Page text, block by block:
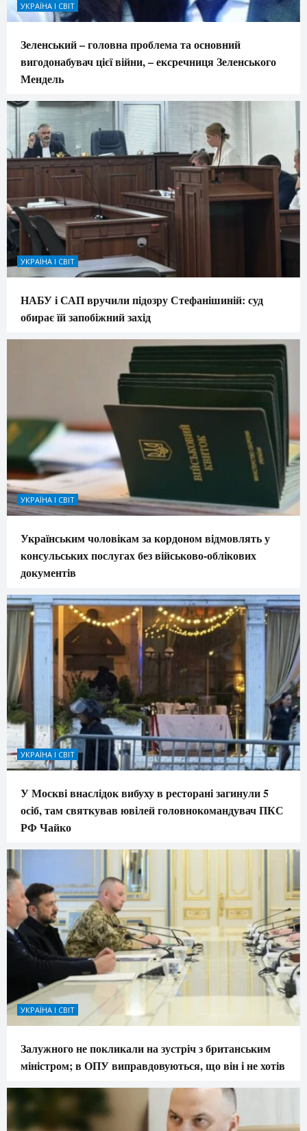
УКРАЇНА І СВІТ
Зеленський – головна проблема та основний
вигодонабувач цієї війни, – ексречниця Зеленського
Мендель
УКРАЇНА І СВІТ
НАБУ і САП вручили підозру Стефанішиній: суд
обирає їй запобіжний захід
УКРАЇНА І СВІТ
Українським чоловікам за кордоном відмовлять у
консульських послугах без військово-облікових
документів
УКРАЇНА І СВІТ
У Москві внаслідок вибуху в ресторані загинули 5
осіб, там святкував ювілей головнокомандувач ПКС
РФ Чайко
УКРАЇНА І СВІТ
Залужного не покликали на зустріч з британським
міністром; в ОПУ виправдовуються, що він і не хотів